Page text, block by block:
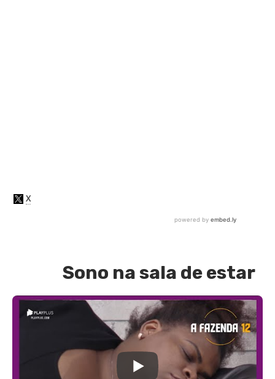
Sono na sala de estar